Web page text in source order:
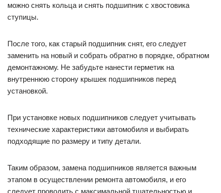
можно снять кольца и снять подшипник с хвостовика
ступицы.
После того, как старый подшипник снят, его следует
заменить на новый и собрать обратно в порядке, обратном
демонтажному. Не забудьте нанести герметик на
внутреннюю сторону крышек подшипников перед
установкой.
При установке новых подшипников следует учитывать
технические характеристики автомобиля и выбирать
подходящие по размеру и типу детали.
Таким образом, замена подшипников является важным
этапом в осуществлении ремонта автомобиля, и его
следует проводить с максимальной тщательностью и